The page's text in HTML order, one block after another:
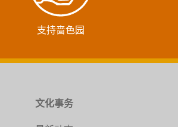
支持啬色园
文化事务